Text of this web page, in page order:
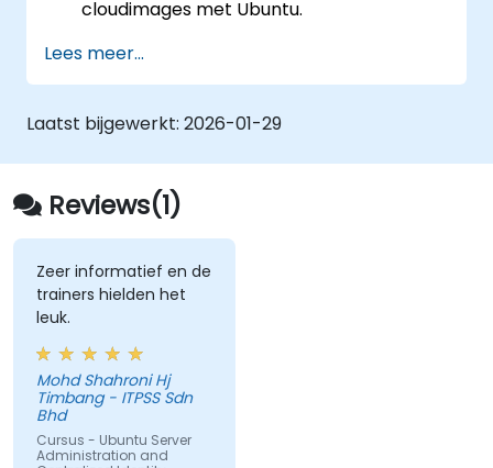
cloudimages met Ubuntu.
en de verschillende varianten begrijpen.
Netwerkapparaten en
beveiligingsinstellingen configureren door
middel van bash- en sudo-
shellcommando’s.
Technologieën (zoals OpenStack) en
hulpmiddelen die in Ubuntu beschikbaar
zijn, gebruiken voor het beheer van
virtualisatie en cloudcontainers.
Hoe mailservers (Dovecot, Exim4 en
zetten en te configureren in Ubuntu leren.
Lees meer...
Laatst bijgewerkt: 2026-01-29
Reviews(1)
Zeer informatief en de
trainers hielden het
leuk.
Mohd Shahroni Hj
Timbang - ITPSS Sdn
Bhd
Cursus - Ubuntu Server
Administration and